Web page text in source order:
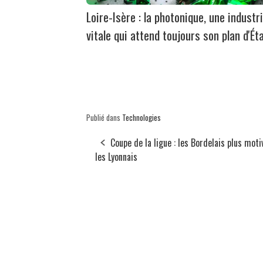
Loire-Isère : la photonique, une
vitale qui attend toujours son plan
Publié dans Technologies
Coupe de la ligue : les Bordelais plus
les Lyonnais